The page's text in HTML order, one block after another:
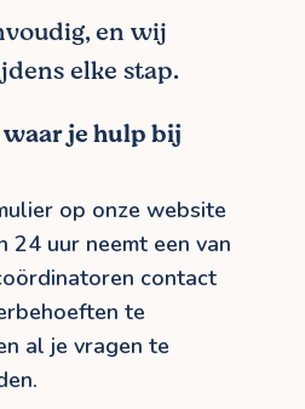
en wij
elke stap.
je hulp bij
op onze website
24 uur neemt een van
contact
te
al je vragen te